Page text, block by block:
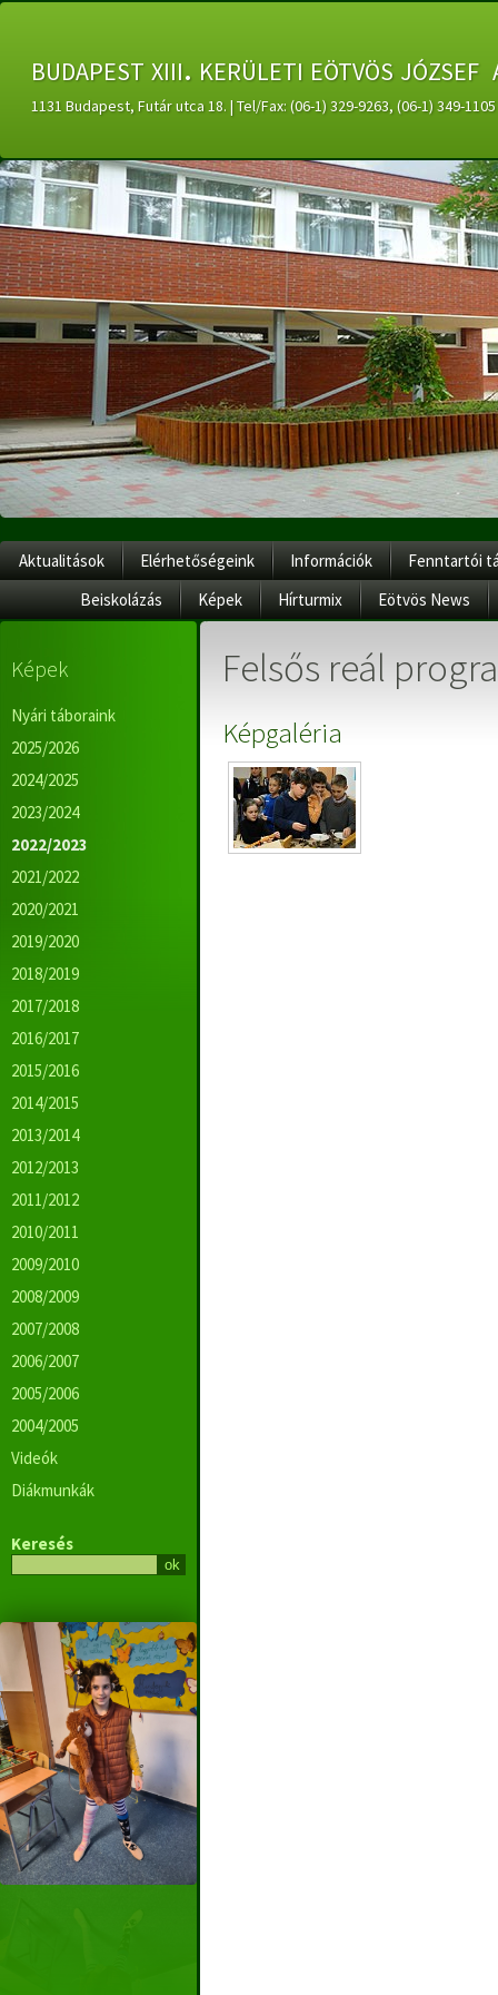
budapest xiii. kerületi eötvös
1131 Budapest, Futár utca 18. | Tel/Fax: (06-1) 329-9263, (06-1) 349-
Aktualitások Elérhetőségeink Információk
Fenntartói
Beiskolázás
Képek Hírturmix Eötvös News
Képek
Nyári táboraink
2025/2026
2024/2025
2023/2024
2022/2023
2021/2022
2020/2021
2019/2020
2018/2019
2017/2018
2016/2017
2015/2016
2014/2015
2013/2014
2012/2013
2011/2012
2010/2011
2009/2010
2008/2009
2007/2008
2006/2007
2005/2006
2004/2005
Videók
Diákmunkák
Keresés
Felsős reál
Képgaléria